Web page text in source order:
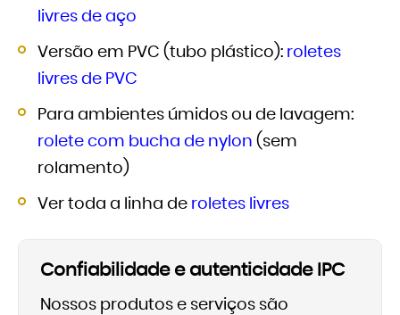
livres de aço
Versão em PVC (tubo plástico): roletes
livres de PVC
Para ambientes úmidos ou de lavagem:
rolete com bucha de nylon (sem
rolamento)
Ver toda a linha de roletes livres
Confiabilidade e autenticidade IPC
Nossos produtos e serviços são